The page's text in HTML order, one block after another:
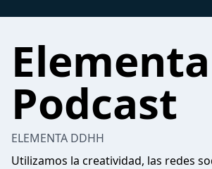
Elementa
Podcast
ELEMENTA DDHH
Utilizamos la creatividad, las redes